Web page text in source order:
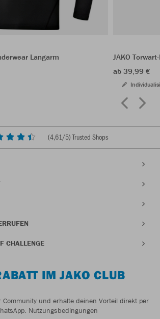
Langarm
JAKO
ab 39,99 €
(4,61/5) Trusted Shops
CHALLENGE
IM JAKO CLUB
Community und erhalte deinen Vorteil direkt per
Nutzungsbedingungen